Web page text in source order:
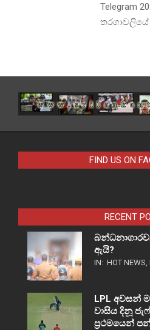
Telegram
FIND US ON
RECENT
ඇයි?
IN: HOT NEWS,
LPL අවසන්
වාසිය දිනූ
ප්‍රථමයෙන්